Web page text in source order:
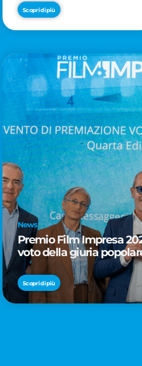
e le prestigiose
partnership con Radio
Italia e Live Nation
Scopri di più
News
Premio Film Impresa
voto della giuria
Scopri di più